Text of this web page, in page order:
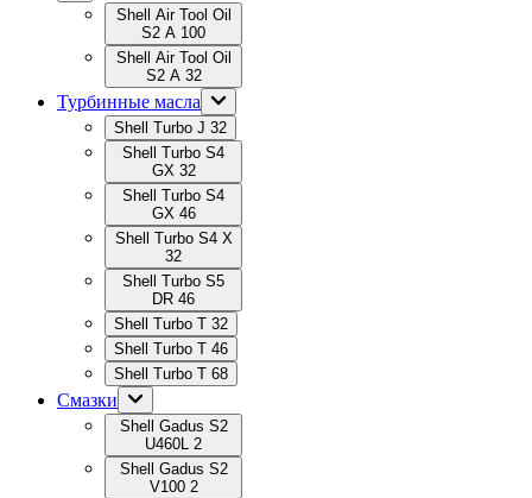
Shell Air Tool Oil
S2 A 100
Shell Air Tool Oil
S2 A 32
Турбинные масла
Shell Turbo J 32
Shell Turbo S4
GX 32
Shell Turbo S4
GX 46
Shell Turbo S4 X
32
Shell Turbo S5
DR 46
Shell Turbo T 32
Shell Turbo T 46
Shell Turbo T 68
Смазки
Shell Gadus S2
U460L 2
Shell Gadus S2
V100 2